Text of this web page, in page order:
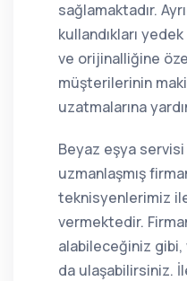
sağlamaktadır.
kullandıkları
ve orijinalliğine
müşterilerinin
uzatmalarına
Beyaz eşya
uzmanlaşmış
teknisyenlerimiz
vermektedir.
alabileceğiniz gibi,
da ulaşabilirsiniz.